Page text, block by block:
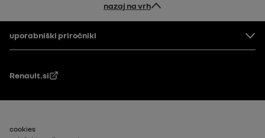
nazaj na vrh
Noga
uporabniški priročniki
Renault.si
Footer_2
cookies